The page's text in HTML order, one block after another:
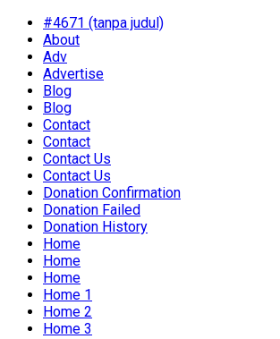
#4671 (tanpa judul)
About
Adv
Advertise
Blog
Blog
Contact
Contact
Contact Us
Contact Us
Donation Confirmation
Donation Failed
Donation History
Home
Home
Home
Home 1
Home 2
Home 3